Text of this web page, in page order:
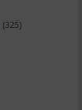
(325)